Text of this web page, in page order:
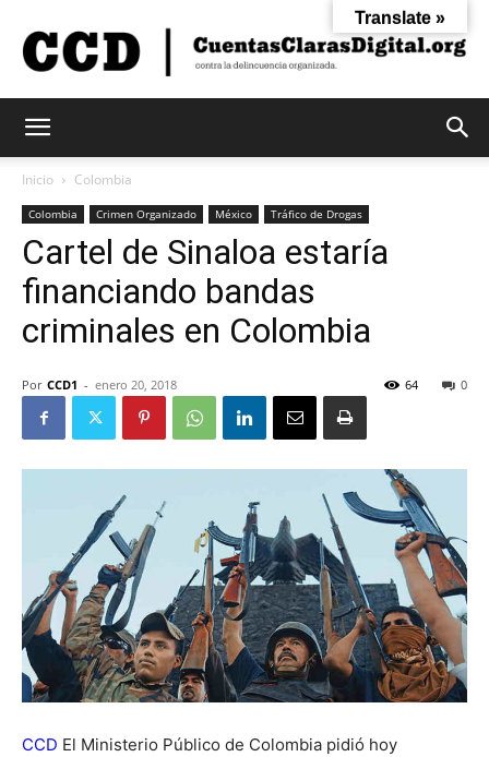
Claras
Digital
Inicio Colombia
Colombia Crimen Organizado México Tráfico de Drogas
Cartel de Sinaloa estaría
financiando bandas
criminales en Colombia
Por CCD1 - enero 20, 2018 0
64
CCD El Ministerio Público de Colombia pidió hoy
Translate »